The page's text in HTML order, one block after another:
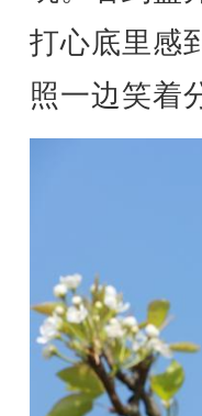
打心底里感
照一边笑着